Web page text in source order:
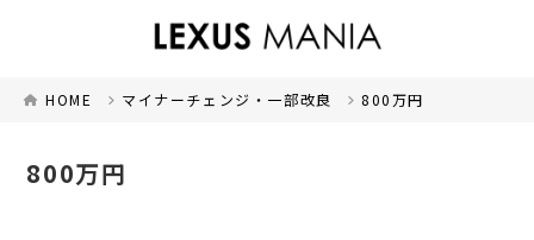
HOME マイナーチェンジ・一部改良 800万円
800万円